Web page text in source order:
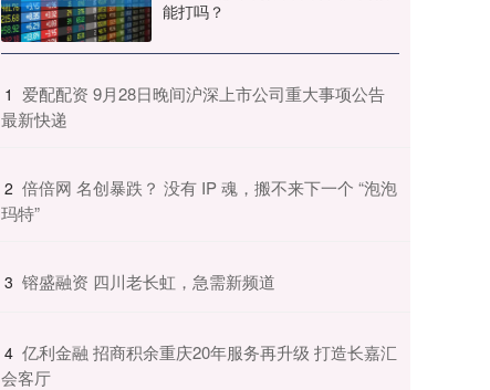
能打吗？
1 ​爱配配资 9月28日晚间沪深上市公司重大事项公告
最新快递
2 ​倍倍网 名创暴跌？ 没有 IP 魂，搬不来下一个 “泡泡
玛特”
3 ​镕盛融资 四川老长虹，急需新频道
4 ​亿利金融 招商积余重庆20年服务再升级 打造长嘉汇
会客厅